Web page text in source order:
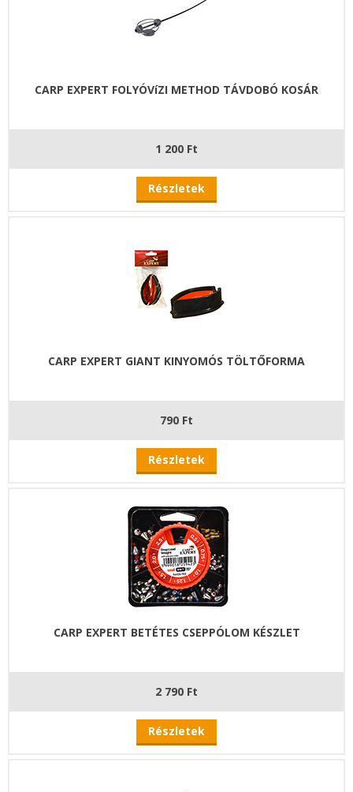
CARP EXPERT FOLYÓVíZI METHOD TÁVDOBÓ KOSÁR
1 200 Ft
Részletek
CARP EXPERT GIANT KINYOMÓS TÖLTŐFORMA
790 Ft
Részletek
CARP EXPERT BETÉTES CSEPPÓLOM KÉSZLET
2 790 Ft
Részletek